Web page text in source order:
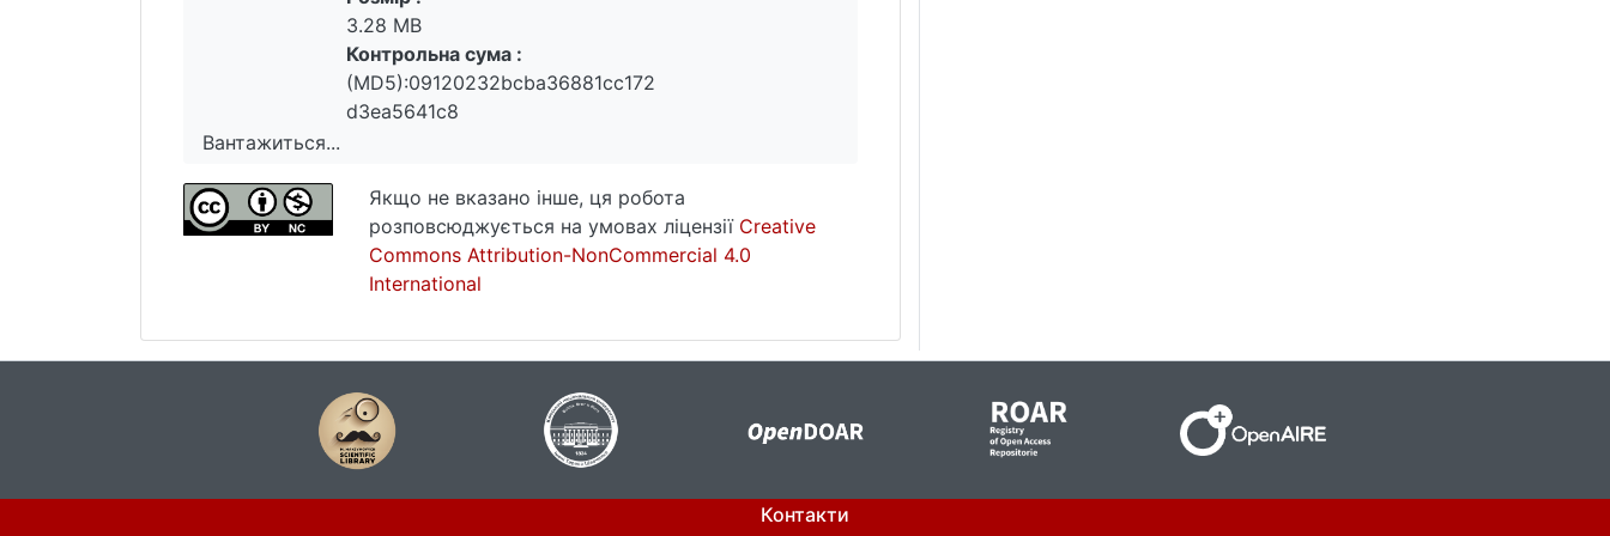
Вантажиться...
Вантажиться...
3.28 MB
Контрольна сума :
(MD5):09120232bcba36881cc172
d3ea5641c8
Якщо не вказано інше, ця робота
розповсюджується на умовах ліцензії Creative
Commons Attribution-NonCommercial 4.0
International
Контакти